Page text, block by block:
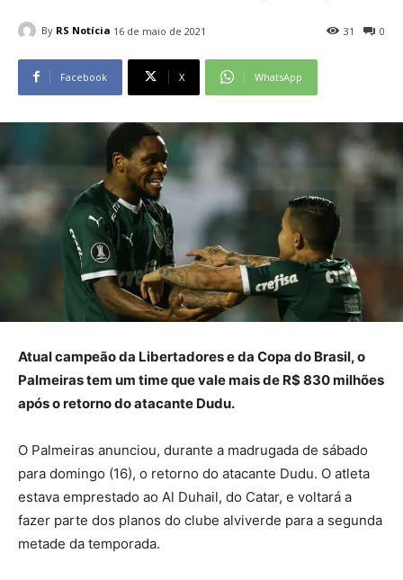
By RS Notícia 16 de maio de 2021 0
31
Facebook X WhatsApp
Atual campeão da Libertadores e da Copa do Brasil, o
Palmeiras tem um time que vale mais de R$ 830 milhões
após o retorno do atacante Dudu.
O Palmeiras anunciou, durante a madrugada de sábado
para domingo (16), o retorno do atacante Dudu. O atleta
estava emprestado ao Al Duhail, do Catar, e voltará a
fazer parte dos planos do clube alviverde para a segunda
metade da temporada.